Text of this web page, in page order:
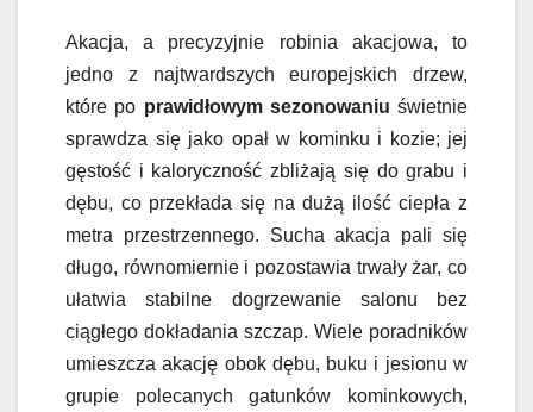
Akacja, a precyzyjnie robinia akacjowa, to
jedno z najtwardszych europejskich drzew,
które po prawidłowym sezonowaniu świetnie
sprawdza się jako opał w kominku i kozie; jej
gęstość i kaloryczność zbliżają się do grabu i
dębu, co przekłada się na dużą ilość ciepła z
metra przestrzennego. Sucha akacja pali się
długo, równomiernie i pozostawia trwały żar, co
ułatwia stabilne dogrzewanie salonu bez
ciągłego dokładania szczap. Wiele poradników
umieszcza akację obok dębu, buku i jesionu w
grupie polecanych gatunków kominkowych,